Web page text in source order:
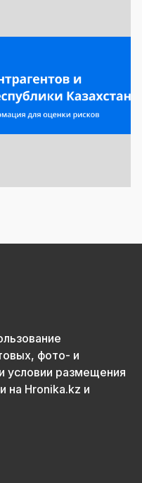
фото- и
условии размещения
на Hronika.kz и